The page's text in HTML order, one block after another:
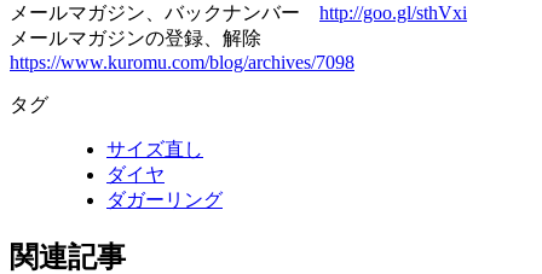
メールマガジン、バックナンバー http://goo.gl/sthVxi
メールマガジンの登録、解除
https://www.kuromu.com/blog/archives/7098
タグ
サイズ直し
ダイヤ
ダガーリング
関連記事